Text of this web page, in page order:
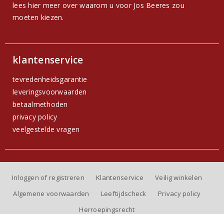
lees hier meer over waarom u voor Jos Beeres zou
moeten kiezen.
klantenservice
tevredenheidsgarantie
leveringsvoorwaarden
betaalmethoden
privacy policy
veelgestelde vragen
Inloggen of registreren Klantenservice
Veilig winkelen
Algemene voorwaarden
Leeftijdscheck
Privacy policy
Herroepingsrecht